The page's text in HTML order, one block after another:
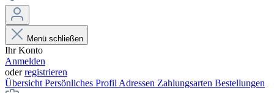
Menü schließen
Ihr Konto
Anmelden
oderregistrieren
Übersicht Persönliches Profil Adressen Zahlungsarten Bestellungen